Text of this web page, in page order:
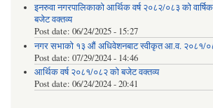
इनरुवा नगरपालिकाको आर्थिक वर्ष २०८२/०८३ को
बजेट वक्तव्य
Post date: 06/24/2025 - 15:27
नगर सभाको १३ औं अधिवेशनबाट स्वीकृत आ.व. २०८१/
Post date: 07/29/2024 - 14:46
आर्थिक वर्ष २०८१/०८२ को बजेट वक्तव्य
Post date: 06/24/2024 - 20:41